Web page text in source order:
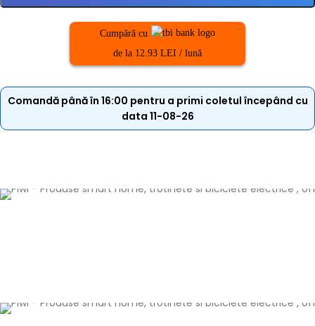
Cumpără cu
de la 12.93 LEI / lună
Comandă până în 16:00 pentru a primi coletul începând cu
data 11-08-26